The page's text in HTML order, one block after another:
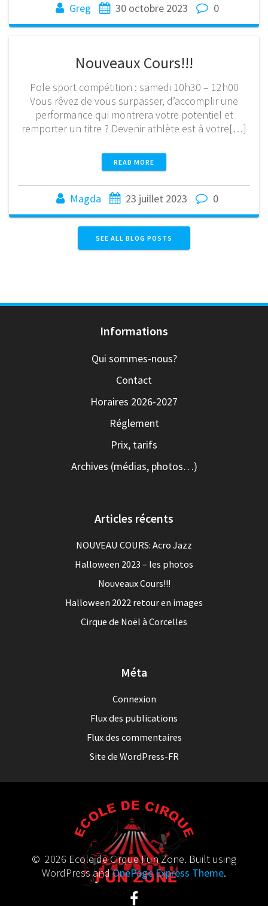
Greg 30 octobre 2023 0
Nouveaux Cours!!!
Pole sport compétition : samedi 10h30 – 12h00
Vous rêvez de vous surpasser, d’accomplir une
performance qui montrera votre potentiel et
remporter un titre ? Devenir athlète est à votre[…]
READ MORE
Magda 23 juillet 2023 0
SEE ALL BLOG POSTS
Informations
Qui sommes-nous?
Contact
Horaires 2026-2027
Réglement
Prix, tarifs
Archives (médias, photos…)
Articles récents
NOUVEAU COURS: Acro Jazz
Halloween 2023 – les photos
Nouveaux Cours!!!
Halloween 2022 retour en images
Cirque de Noël à Corcelles
Méta
Connexion
Flux des publications
Flux des commentaires
Site de WordPress-FR
© 2026 Ecole de Cirque Fun Zone. Built using
WordPress andOnePage Express Theme.